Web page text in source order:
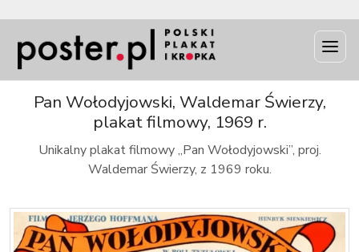
Pan Wołodyjowski, Waldemar Świerzy,
plakat filmowy, 1969 r.
Unikalny plakat filmowy „Pan Wołodyjowski”, proj.
Waldemar Świerzy, z 1969 roku.